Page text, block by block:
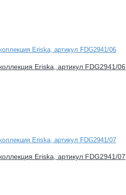
Eriska, артикул FDG2941/06
Eriska, артикул FDG2941/07